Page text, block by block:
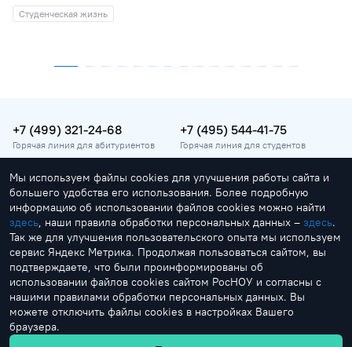
Студенческая жизнь
+7 (499) 321-24-68
Горячая линия для абитуриентов
+7 (495) 544-41-75
Горячая линия для студентов
vopros@rosnou.ru
Горячая линия для абитуриентов
Москва, улица Радио, 22
Главный корпус
by Creonit
Мы используем файлы cookies для улучшения работы сайта и
большего удобства его использования. Более подробную
информацию об использовании файлов cookies можно найти
здесь, наши правила обработки персональных данных – здесь.
Так же для улучшения пользовательского опыта мы используем
сервис Яндекс Метрика. Продолжая пользоваться сайтом, вы
подтверждаете, что были проинформированы об
использовании файлов cookies сайтом РосНОУ и согласны с
нашими правилами обработки персональных данных. Вы
можете отключить файлы cookies в настройках Вашего
браузера.